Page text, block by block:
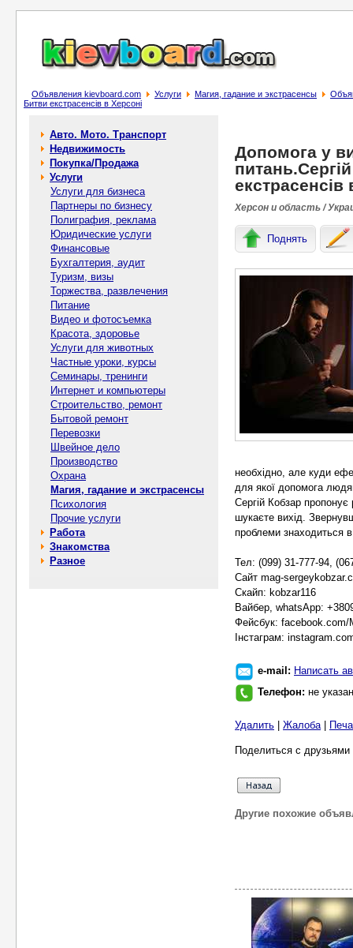
Объявления kievboard.com Услуги Магия, гадание и экстрасенсы
Битви екстрасенсів в Херсоні
Авто. Мото. Транспорт
Недвижимость
Покупка/Продажа
Услуги
Услуги для бизнеса
Партнеры по бизнесу
Полиграфия, реклама
Юридические услуги
Финансовые
Бухгалтерия, аудит
Туризм, визы
Торжества, развлечения
Питание
Видео и фотосъемка
Красота, здоровье
Услуги для животных
Частные уроки, курсы
Семинары, тренинги
Интернет и компьютеры
Строительство, ремонт
Бытовой ремонт
Перевозки
Швейное дело
Производство
Охрана
Магия, гадание и экстрасенсы
Психология
Прочие услуги
Работа
Знакомства
Разное
Допомога у
екстрасенсів
Херсон и область /
Поднять
необхідно, але куди
для якої допомога
Сергій Кобзар пропонує
шукаєте вихід.
проблеми знаходиться
Тел: (099) 31-777-94,
Сайт mag-
Скайп: kobzar116
Вайбер, whatsApp:
Фейсбук: facebook.com/
Інстаграм:
e-mail: Написать
Телефон: не указан
Удалить Жалоба|
Поделиться с
Другие похожие